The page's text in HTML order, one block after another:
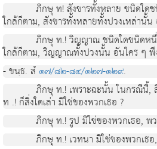
ภิกษุ ท! สังขารทั้งหลาย ชนิดใดช
ใกลก็ตาม, สังขารทั้งหลายทั้งปวงเหลานั้น
ภิกษุ ท.! วิญญาณ ชนิดใดชนิดหนึ่ง
ใกลก็ตาม, วิญญาณทั้งปวงนั้น อันใคร ๆ พึงเ
- ขนฺธ. สํ๑๗/๘๒-๘๔/๑๒๗-๑๒๙.
ภิกษุ ท.! เพราะฉะนั้น ในกรณีนี้, สิ่
ท .! ก็สิ่งใดเลา มิใชของพวกเธอ ?
ภิกษุ ท.! รูป มิใชของพวกเธอ, พ
ภิกษุ ท.! เวทนา มิใชของพวกเธ